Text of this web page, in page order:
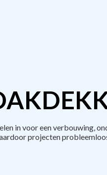
in voor een verbouwing,
projecten